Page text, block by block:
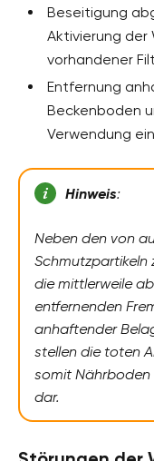
Beseitigung
Aktivierung der
vorhandener
Entfernung
Beckenboden
Verwendung
Hinweis:
Neben den von
Schmutzpartikeln
die mittlerweile
entfernenden
anhaftender
stellen die toten
somit Nährboden
dar.